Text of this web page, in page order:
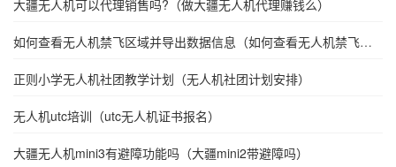
大疆无人机可以代理销售吗?（做大疆无人机代理赚钱么）
如何查看无人机禁飞区域并导出数据信息（如何查看无人机禁飞区
正则小学无人机社团教学计划（无人机社团计划安排）
无人机utc培训（utc无人机证书报名）
大疆无人机mini3有避障功能吗（大疆mini2带避障吗）